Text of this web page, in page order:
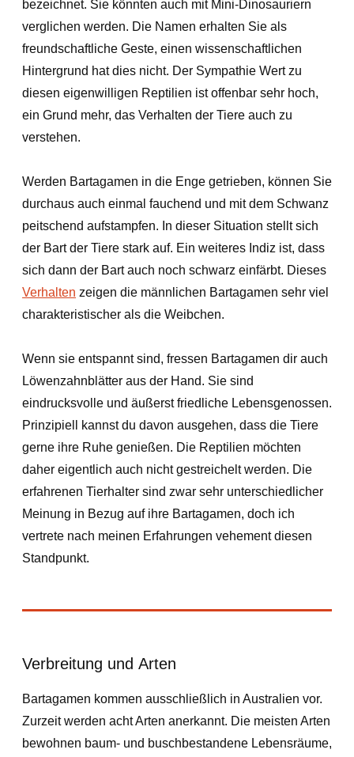
bezeichnet. Sie könnten auch mit Mini-Dinosauriern
verglichen werden. Die Namen erhalten Sie als
freundschaftliche Geste, einen wissenschaftlichen
Hintergrund hat dies nicht. Der Sympathie Wert zu
diesen eigenwilligen Reptilien ist offenbar sehr hoch,
ein Grund mehr, das Verhalten der Tiere auch zu
verstehen.
Werden Bartagamen in die Enge getrieben, können Sie
durchaus auch einmal fauchend und mit dem Schwanz
peitschend aufstampfen. In dieser Situation stellt sich
der Bart der Tiere stark auf. Ein weiteres Indiz ist, dass
sich dann der Bart auch noch schwarz einfärbt. Dieses
Verhalten zeigen die männlichen Bartagamen sehr viel
charakteristischer als die Weibchen.
Wenn sie entspannt sind, fressen Bartagamen dir auch
Löwenzahnblätter aus der Hand. Sie sind
eindrucksvolle und äußerst friedliche Lebensgenossen.
Prinzipiell kannst du davon ausgehen, dass die Tiere
gerne ihre Ruhe genießen. Die Reptilien möchten
daher eigentlich auch nicht gestreichelt werden. Die
erfahrenen Tierhalter sind zwar sehr unterschiedlicher
Meinung in Bezug auf ihre Bartagamen, doch ich
vertrete nach meinen Erfahrungen vehement diesen
Standpunkt.
Verbreitung und Arten
Bartagamen kommen ausschließlich in Australien vor.
Zurzeit werden acht Arten anerkannt. Die meisten Arten
bewohnen baum- und buschbestandene Lebensräume,